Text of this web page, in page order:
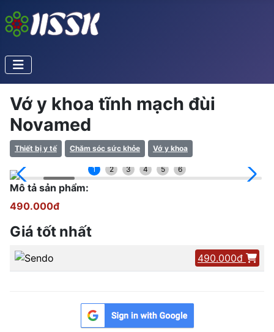
Vớ y khoa tĩnh mạch đùi
Novamed
Thiết bị y tế Chăm sóc sức khỏe Vớ y khoa
1 2 3 4 5 6
Mô tả sản phẩm:
490.000đ
Giá tốt nhất
490.000đ